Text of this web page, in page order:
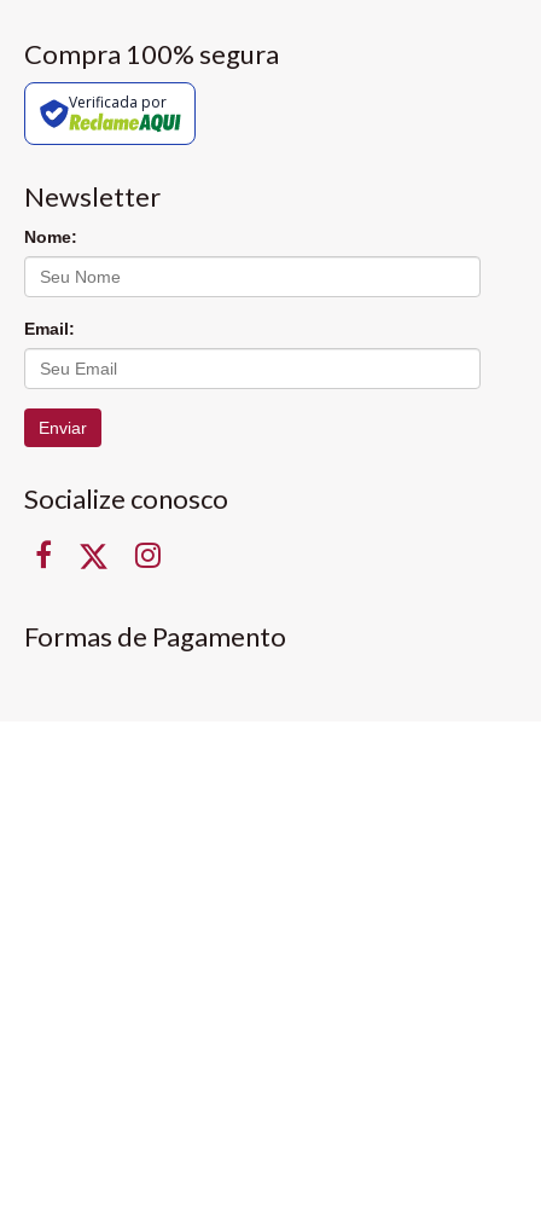
Compra 100% segura
Verificada por
Newsletter
Nome:
Email:
Enviar
Socialize conosco
Formas de Pagamento